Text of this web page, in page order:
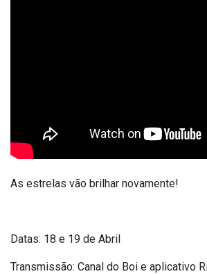
As estrelas vão brilhar novamente!
Datas: 18 e 19 de Abril
Transmissão: Canal do Boi e aplicativo